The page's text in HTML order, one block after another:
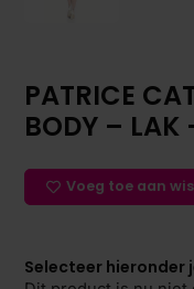
PATRICE
BODY – LAK
Voeg toe aan
Selecteer hieronder